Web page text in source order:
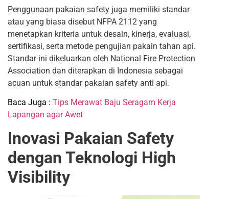
Penggunaan pakaian safety juga memiliki standar
atau yang biasa disebut NFPA 2112 yang
menetapkan kriteria untuk desain, kinerja, evaluasi,
sertifikasi, serta metode pengujian pakain tahan api.
Standar ini dikeluarkan oleh National Fire Protection
Association dan diterapkan di Indonesia sebagai
acuan untuk standar pakaian safety anti api.
Baca Juga : Tips Merawat Baju Seragam Kerja
Lapangan agar Awet
Inovasi Pakaian Safety
dengan Teknologi High
Visibility